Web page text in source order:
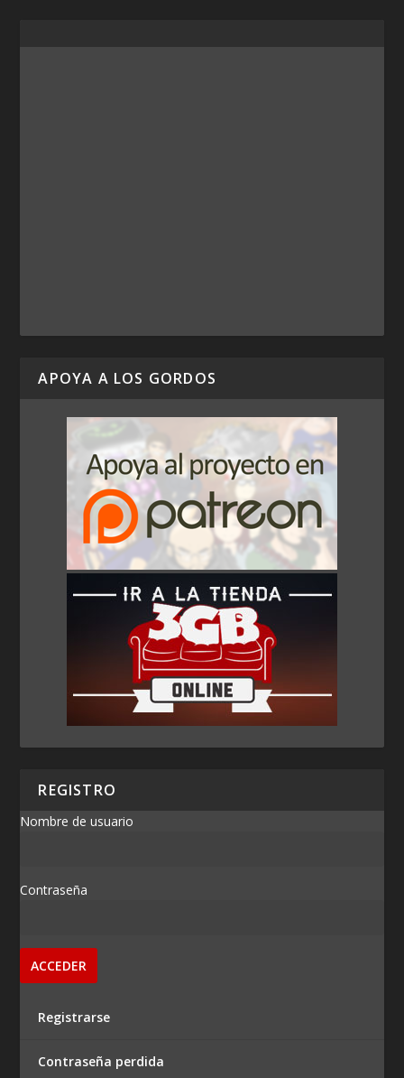
APOYA A LOS GORDOS
REGISTRO
Nombre de usuario
Contraseña
Registrarse
Contraseña perdida